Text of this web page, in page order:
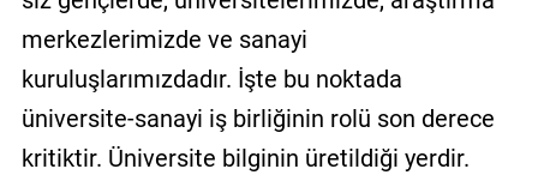
merkezlerimizde ve sanayi
kuruluşlarımızdadır. İşte bu noktada
üniversite-sanayi iş birliğinin rolü son derece
kritiktir. Üniversite bilginin üretildiği yerdir.